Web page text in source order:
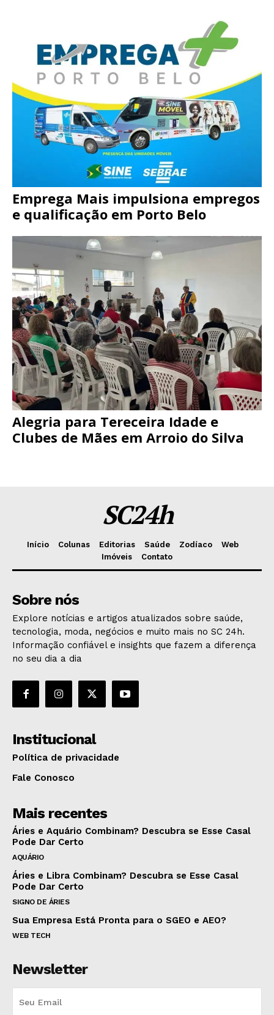
Emprega Mais impulsiona empregos
e qualificação em Porto Belo
Alegria para Tereceira Idade e
Clubes de Mães em Arroio do Silva
SC24h
Início Colunas Editorias Saúde Zodíaco
Web
Imóveis
Contato
Sobre nós
Explore notícias e artigos atualizados sobre saúde,
tecnologia, moda, negócios e muito mais no SC 24h.
Informação confiável e insights que fazem a diferença
no seu dia a dia
Institucional
Política de privacidade
Fale Conosco
Mais recentes
Áries e Aquário Combinam? Descubra se Esse Casal
Pode Dar Certo
AQUÁRIO
Áries e Libra Combinam? Descubra se Esse Casal
Pode Dar Certo
SIGNO DE ÁRIES
Sua Empresa Está Pronta para o SGEO e AEO?
WEB TECH
Newsletter